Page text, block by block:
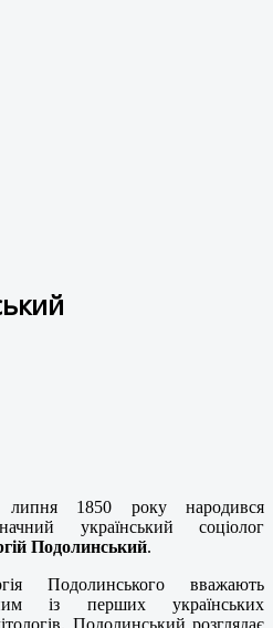
1850 року народився
український соціолог
Подолинський.
Подолинського вважають
із перших українських